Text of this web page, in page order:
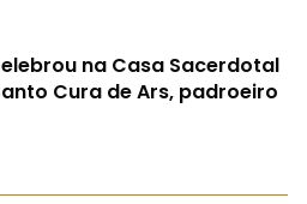
na Casa Sacerdotal
Cura de Ars, padroeiro